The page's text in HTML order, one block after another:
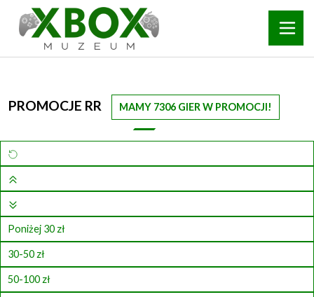
PROMOCJE RR MAMY 7306 GIER W PROMOCJI!
Poniżej 30 zł
30-50 zł
50-100 zł